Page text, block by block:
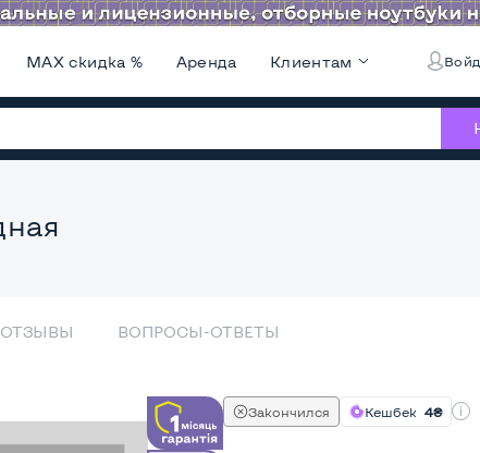
MAX скидка % Аренда Клиентам
ОТЗЫВЫ ВОПРОСЫ-ОТВЕТЫ
Закончился Кешбек 4₴